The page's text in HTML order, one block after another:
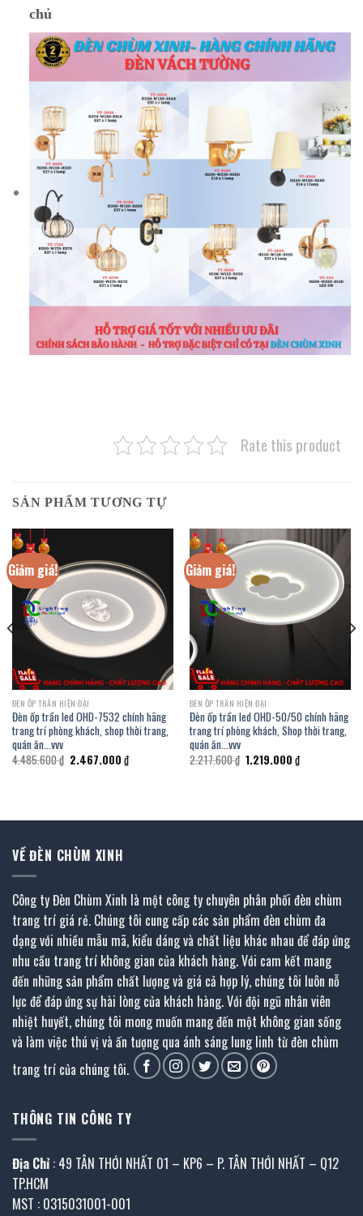
chủ
Rate this product
SẢN PHẨM TƯƠNG TỰ
Giảm giá!
ĐÈN ỐP TRẦN HIỆN ĐẠI
Đèn ốp trần led OHD-7532 chính hãng
trang trí phòng khách, shop thời trang,
quán ăn…vvv
4.485.600₫ Giá
gốc
2.467.000 ₫Giá
hiện
Giảm giá!
ĐÈN ỐP TRẦN HIỆN ĐẠI
Đèn ốp trần led OHD-50/50 chính hãng
trang trí phòng khách, Shop thời trang,
quán ăn…vvv
2.217.600₫ Giá
gốc
1.219.000 ₫Giá
hiện
VỀ ĐÈN CHÙM XINH
Công ty Đèn Chùm Xinh là một công ty chuyên phân phối đèn chùm
trang trí giá rẻ. Chúng tôi cung cấp các sản phẩm đèn chùm đa
dạng với nhiều mẫu mã, kiểu dáng và chất liệu khác nhau để đáp ứng
nhu cầu trang trí không gian của khách hàng. Với cam kết mang
đến những sản phẩm chất lượng và giá cả hợp lý, chúng tôi luôn nỗ
lực để đáp ứng sự hài lòng của khách hàng. Với đội ngũ nhân viên
nhiệt huyết, chúng tôi mong muốn mang đến một không gian sống
và làm việc thú vị và ấn tượng qua ánh sáng lung linh từ đèn chùm
trang trí của chúng tôi.
THÔNG TIN CÔNG TY
Địa Chỉ : 49 TÂN THỚI NHẤT 01 – KP6 – P. TÂN THỚI NHẤT – Q12
TP.HCM
MST : 0315031001-001